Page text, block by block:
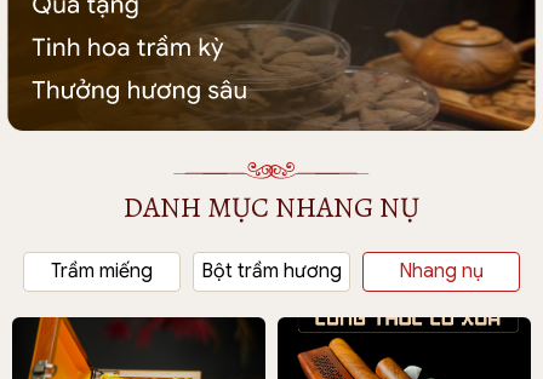
DANH MỤC NHANG NỤ
Trầm miếng Bột trầm hương Nhang nụ